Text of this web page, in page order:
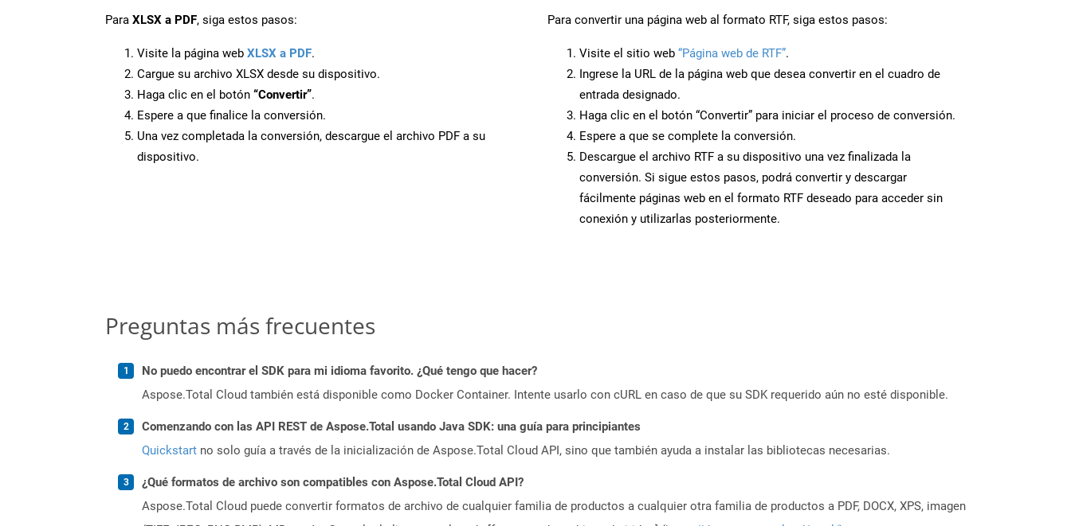
Para XLSX a PDF, siga estos pasos:
Visite la página web XLSX a PDF.
Cargue su archivo XLSX desde su dispositivo.
Haga clic en el botón “Convertir”.
Espere a que finalice la conversión.
Una vez completada la conversión, descargue el archivo PDF a su
dispositivo.
Para convertir una página web al formato RTF, siga estos pasos:
Visite el sitio web “Página web de RTF”.
Ingrese la URL de la página web que desea convertir en el cuadro de
entrada designado.
Haga clic en el botón “Convertir” para iniciar el proceso de conversión.
Espere a que se complete la conversión.
Descargue el archivo RTF a su dispositivo una vez finalizada la
conversión. Si sigue estos pasos, podrá convertir y descargar
fácilmente páginas web en el formato RTF deseado para acceder sin
conexión y utilizarlas posteriormente.
Preguntas más frecuentes
No puedo encontrar el SDK para mi idioma favorito. ¿Qué tengo que hacer?
Aspose.Total Cloud también está disponible como Docker Container. Intente usarlo con cURL en caso de que su SDK requerido aún no esté disponible.
Comenzando con las API REST de Aspose.Total usando Java SDK: una guía para principiantes
Quickstart no solo guía a través de la inicialización de Aspose.Total Cloud API, sino que también ayuda a instalar las bibliotecas necesarias.
¿Qué formatos de archivo son compatibles con Aspose.Total Cloud API?
Aspose.Total Cloud puede convertir formatos de archivo de cualquier familia de productos a cualquier otra familia de productos a PDF, DOCX, XPS, imagen